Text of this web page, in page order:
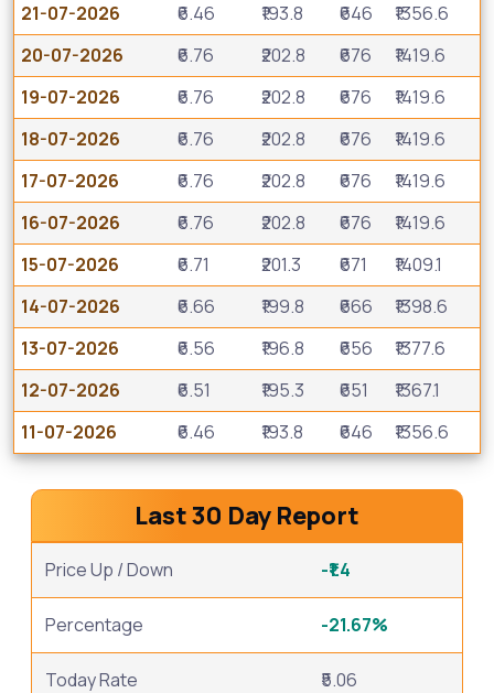
21-07-2026
₹6.46 ₹193.8 ₹646
₹1356.6
20-07-2026
₹6.76 ₹202.8 ₹676
₹1419.6
19-07-2026
₹6.76 ₹202.8 ₹676
₹1419.6
18-07-2026
₹6.76 ₹202.8 ₹676
₹1419.6
17-07-2026
₹6.76 ₹202.8 ₹676
₹1419.6
16-07-2026
₹6.76 ₹202.8 ₹676
₹1419.6
15-07-2026
₹6.71 ₹201.3 ₹671
₹1409.1
14-07-2026
₹6.66 ₹199.8 ₹666
₹1398.6
13-07-2026
₹6.56 ₹196.8 ₹656
₹1377.6
12-07-2026
₹6.51 ₹195.3 ₹651
₹1367.1
11-07-2026
₹6.46 ₹193.8 ₹646 ₹1356.6
Last 30 Day Report
Price Up / Down -₹1.4
Percentage -21.67%
Today Rate ₹5.06